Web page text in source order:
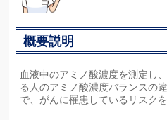
概要説明
血液中のアミノ酸濃度を測定し
る人のアミノ酸濃度バランスの
で、がんに罹患しているリスク